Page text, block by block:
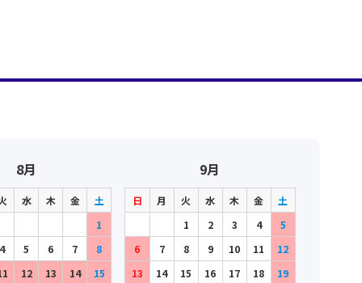
8月
水 木 金
土
1
4
5 6 7
8
12 13 14 15
9月
日 月 火 水 木 金
土
1
2 3 4
5
6
7 8 9 10 11
12
13
14 15 16 17 18 19